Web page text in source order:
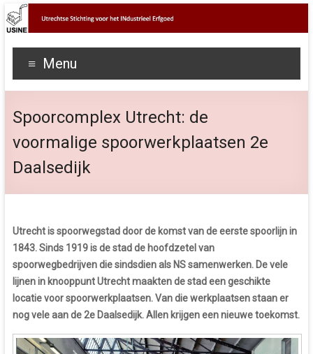
Menu
Spoorcomplex Utrecht: de
voormalige spoorwerkplaatsen 2e
Daalsedijk
Utrecht is spoorwegstad door de komst van de eerste spoorlijn in
1843. Sinds 1919 is de stad de hoofdzetel van
spoorwegbedrijven die sindsdien als NS samenwerken. De vele
lijnen in knooppunt Utrecht maakten de stad een geschikte
locatie voor spoorwerkplaatsen. Van die werkplaatsen staan er
nog vele aan de 2e Daalsedijk. Allen krijgen een nieuwe toekomst.